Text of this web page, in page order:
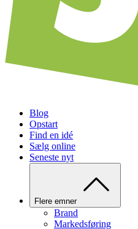
Blog
Opstart
Find en idé
Sælg online
Seneste nyt
Flere emner
Brand
Markedsføring